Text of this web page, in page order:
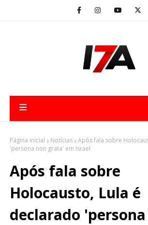
Página inicial Notícias
Após fala sobre
'persona non grata' em Israel
Após fala sobre
Holocausto, Lula é
declarado